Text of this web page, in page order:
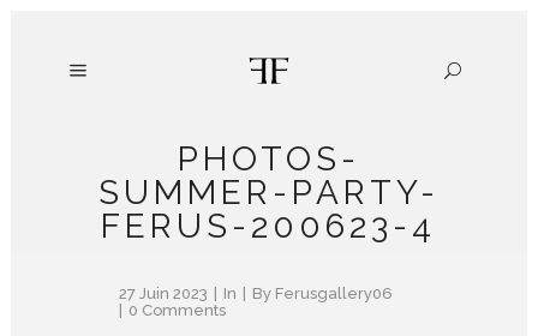
PHOTOS-
SUMMER-PARTY-
FERUS-200623-4
27 Juin 2023 In By Ferusgallery06
0 Comments